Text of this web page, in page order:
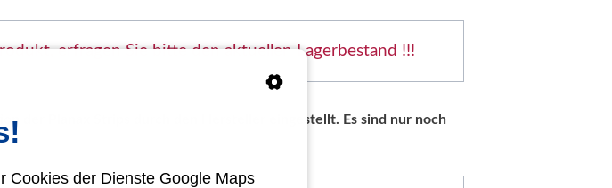
erfragen Sie bitte den aktuellen Lagerbestand !!!
der Planax Strips durch den Hersteller eingestellt. Es sind nur noch
Cookies der Dienste Google Maps